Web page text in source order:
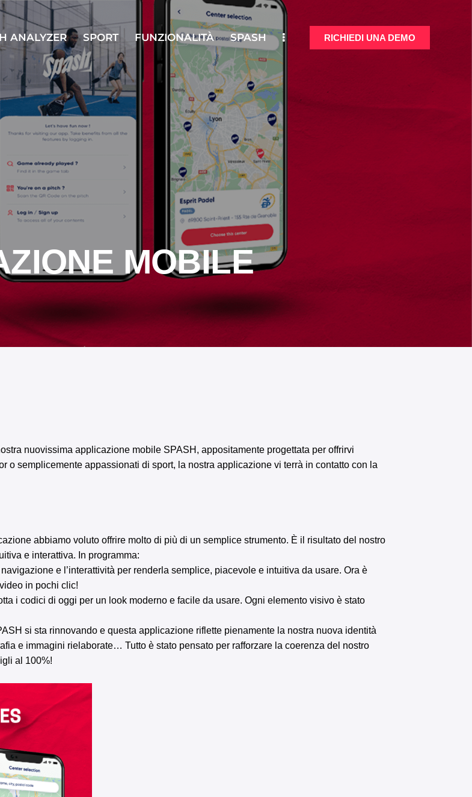
ANALYZER SPORT FUNZIONALITÀ SPASH RICHIEDI UNA DEMO
MATCH ANALYZER SPORT FUNZIONALITÀ SPASH
MOBILE
nuovissima applicazione mobile SPASH, appositamente progettata per offrirvi
o semplicemente appassionati di sport, la nostra applicazione vi terrà in contatto con la
abbiamo voluto offrire molto di più di un semplice strumento. È il risultato del nostro
e interattiva. In programma:
e l’interattività per renderla semplice, piacevole e intuitiva da usare. Ora è
in pochi clic!
i codici di oggi per un look moderno e facile da usare. Ogni elemento visivo è stato
si sta rinnovando e questa applicazione riflette pienamente la nostra nuova identità
e immagini rielaborate… Tutto è stato pensato per rafforzare la coerenza del nostro
al 100%!